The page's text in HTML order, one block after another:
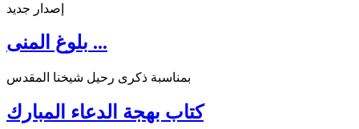
إصدار جديد
بلوغ المنى ...
بمناسبة ذكرى رحيل شيخنا المقدس
كتاب بهجة الدعاء المبارك